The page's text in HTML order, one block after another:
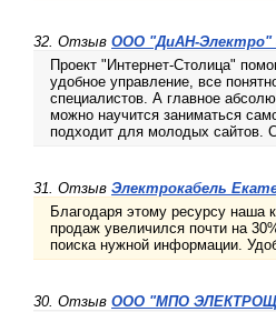
32. Отзыв ООО "ДиАН-Электро"
Проект "Интернет-Столица"
удобное управление, все
специалистов. А главное
можно научится заниматься
подходит для молодых сайтов.
31. Отзыв Электрокабель
Благодаря этому ресурсу наша
продаж увеличился почти на
поиска нужной информации.
30. Отзыв ООО "МПО